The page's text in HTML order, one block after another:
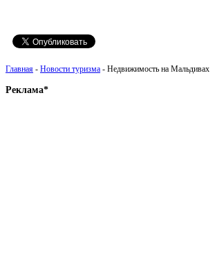
Главная - Новости туризма - Недвижимость на Мальдивах
Реклама*